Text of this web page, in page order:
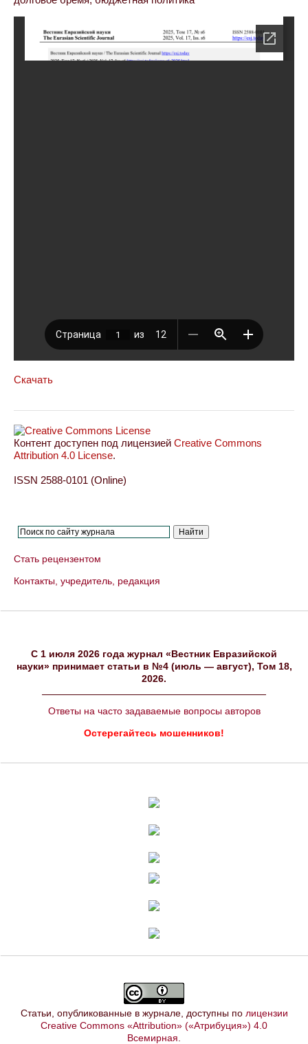
Скачать
Контент доступен под лицензией Creative Commons
Attribution 4.0 License.
ISSN 2588-0101 (Online)
Стать рецензентом
Контакты, учредитель, редакция
C 1 июля 2026 года журнал «Вестник Евразийской
науки» принимает статьи в №4 (июль — август), Том 18,
2026.
Ответы на часто задаваемые вопросы авторов
Остерегайтесь мошенников!
Статьи, опубликованные в журнале, доступны по лицензии
Creative Commons «Attribution» («Атрибуция») 4.0
Всемирная